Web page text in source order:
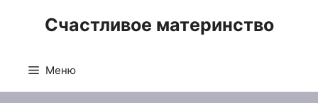
Счастливое материнство
Меню